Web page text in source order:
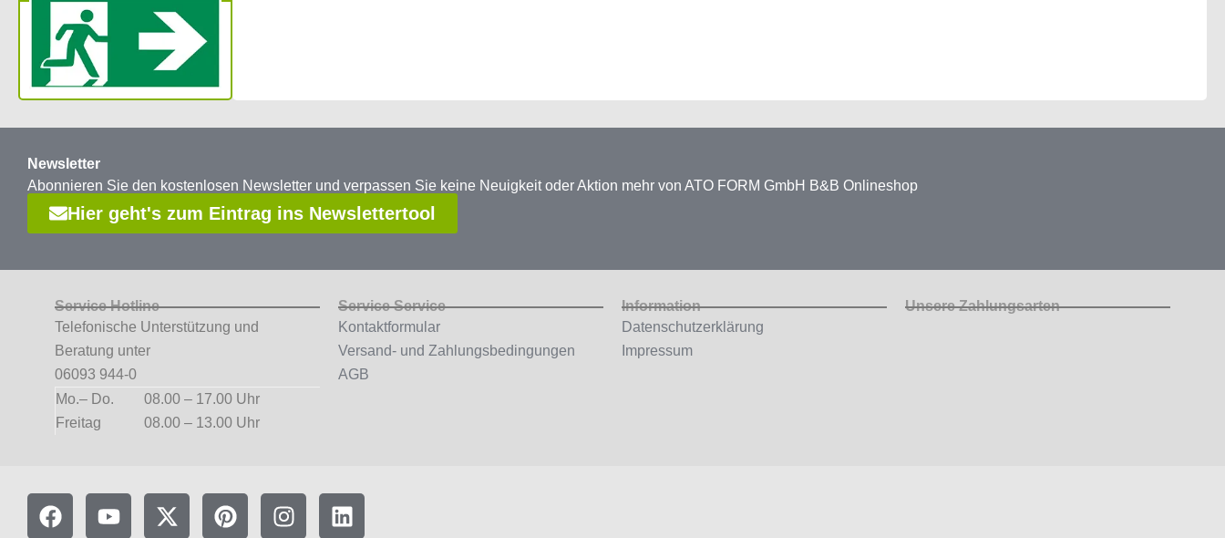
Newsletter
Abonnieren Sie den kostenlosen Newsletter und verpassen Sie keine Neuigkeit oder Aktion mehr von ATO FORM GmbH B&B Onlineshop
Hier geht's zum Eintrag ins Newslettertool
Service Hotline
Telefonische Unterstützung und
Beratung unter
06093 944-0
Mo.– Do.
08.00 – 17.00 Uhr
Freitag
08.00 – 13.00 Uhr
Service Service
Kontaktformular
Versand- und Zahlungsbedingungen
AGB
Information
Datenschutzerklärung
Impressum
Unsere Zahlungsarten
F
a
Y
o
X
-
P
i
I
n
L
i